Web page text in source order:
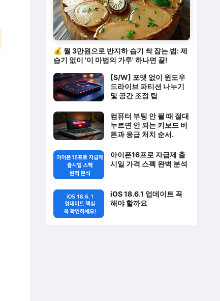
💰 월 3만원으로 반지하 습기 싹 잡는 법: 제
습기 없이 '이 마법의 가루' 하나면 끝!
[S/W] 포맷 없이 윈도우
드라이브 파티션 나누기
및 공간 조정 팁
컴퓨터 부팅 안 될 때 절대
누르면 안 되는 키보드 버
튼과 응급 처치 순서.
아이폰16프로 자급제 출
시일 가격 스펙 완벽 분석
iOS 18.6.1 업데이트 꼭
해야 할까요